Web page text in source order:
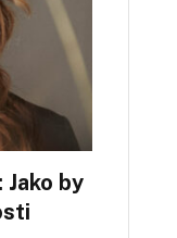
by